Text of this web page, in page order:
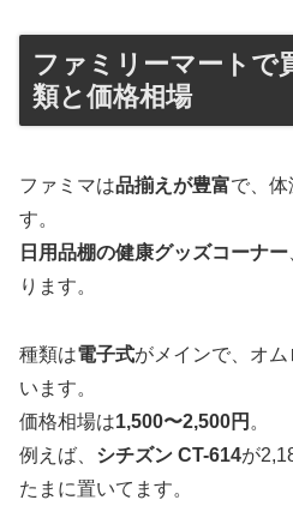
ファミリーマートで
類と価格相場
ファミマは品揃えが豊富で、
す。
日用品棚の健康グッズコーナー
ります。
種類は電子式がメインで、オ
います。
価格相場は1,500〜2,500円 。
例えば、 シチズン CT-614が
たまに置いてます。